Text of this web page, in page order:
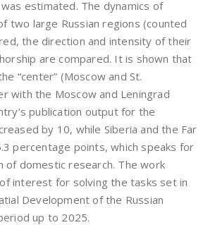
estimated. The dynamics of
two large Russian regions (counted
the direction and intensity of their
are compared. It is shown that
“center” (Moscow and St.
with the Moscow and Leningrad
publication output for the
by 10, while Siberia and the Far
percentage points, which speaks for
of domestic research. The work
interest for solving the tasks set in
Development of the Russian
up to 2025.